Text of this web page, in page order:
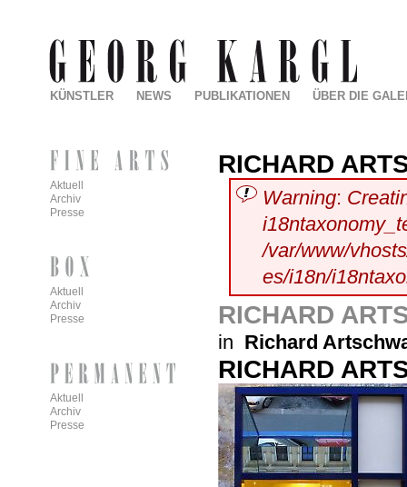
RICHARD
Warning:
/var/www/
es/i18n/
RICHARD
in Richard
RICHARD
KÜNSTLER NEWS PUBLIKATIONEN ÜBER DIE
Aktuell
Archiv
Presse
Aktuell
Archiv
Presse
Aktuell
Archiv
Presse